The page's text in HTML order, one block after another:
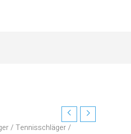
/Tennisschläger /